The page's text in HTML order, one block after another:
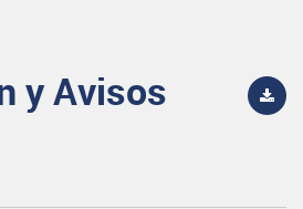
y Avisos